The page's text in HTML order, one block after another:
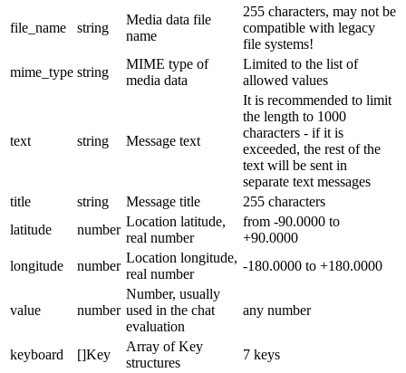
file_name string
Media data file
name
255 characters, may not be
compatible with legacy
file systems!
mime_type string
MIME type of
media data
Limited to the list of
allowed values
text string Message text
It is recommended to limit
the length to 1000
characters - if it is
exceeded, the rest of the
text will be sent in
separate text messages
title
string Message title
255 characters
latitude
number
Location latitude,
real number
from -90.0000 to
+90.0000
longitude
number
Location longitude,
real number
-180.0000 to +180.0000
value number
Number, usually
used in the chat
evaluation
any number
keyboard []Key
Array of Key
structures
7 keys